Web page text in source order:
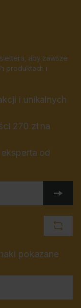
aby zawsze
produktach i
i unikalnych
270 zł na
od
pokazane